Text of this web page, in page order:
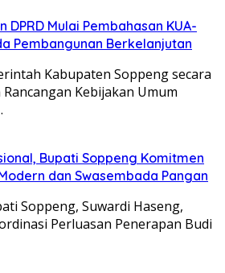
DPRD Mulai Pembahasan KUA-
Pembangunan Berkelanjutan
Kabupaten Soppeng secara
Kebijakan Umum
Bupati Soppeng Komitmen
dan Swasembada Pangan
Soppeng, Suwardi Haseng,
Perluasan Penerapan Budi